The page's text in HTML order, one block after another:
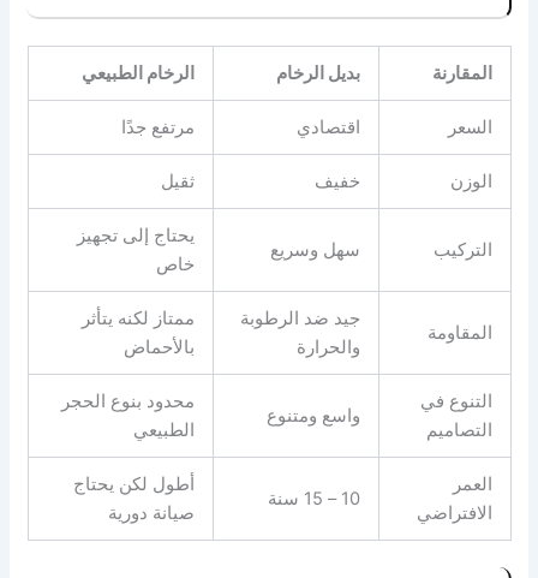
المقارنة بديل الرخام الرخام الطبيعي
السعر اقتصادي مرتفع جدًا
الوزن خفيف ثقيل
التركيب سهل وسريع
يحتاج إلى تجهيز
خاص
المقاومة
جيد ضد الرطوبة
والحرارة
ممتاز لكنه يتأثر
بالأحماض
التنوع في
التصاميم
واسع ومتنوع
محدود بنوع الحجر
الطبيعي
العمر
الافتراضي
10 – 15 سنة
أطول لكن يحتاج
صيانة دورية